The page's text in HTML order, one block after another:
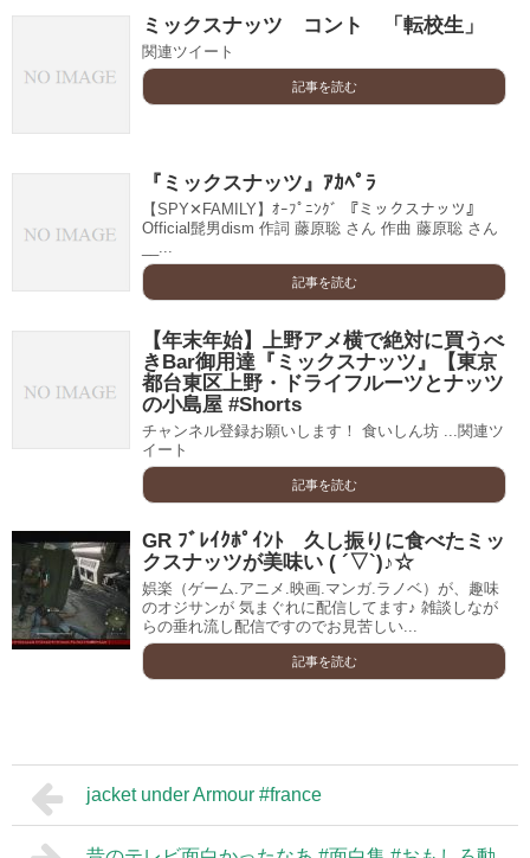
ミックスナッツ コント 「転校生」
関連ツイート
記事を読む
『ミックスナッツ』ｱｶﾍﾟﾗ
【SPY✕FAMILY】ｵｰﾌﾟﾆﾝｸﾞ 『ミックスナッツ』
Official髭男dism 作詞 藤原聡 さん 作曲 藤原聡 さん
記事を読む
【年末年始】上野アメ横で絶対に買うべ
きBar御用達『ミックスナッツ』【東京
都台東区上野・ドライフルーツとナッツ
の小島屋 #Shorts
チャンネル登録お願いします！ 食いしん坊 ...関連ツ
イート
記事を読む
GR ﾌﾞﾚｲｸﾎﾟｲﾝﾄ 久し振りに食べたミッ
クスナッツが美味い ( ´▽`)♪☆
娯楽（ゲーム.アニメ.映画.マンガ.ラノベ）が、趣味
のオジサンが 気まぐれに配信してます♪ 雑談しなが
らの垂れ流し配信ですのでお見苦しい...
記事を読む
jacket under Armour #france